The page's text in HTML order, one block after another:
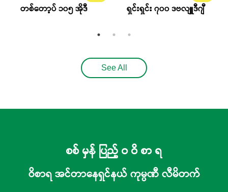
တစ်တော့ပ် ၁၀၅ အိုဒီ ရှင်းရှင်း ၇၀၀ ဒဗလျူဒီဂျီ
See All
စစ် မှန် ပြည့် ဝ ဝိ စာ ရ
ဝိစာရ အင်တာနေရှင်နယ် ကုမ္ပဏီ လီမိတက်